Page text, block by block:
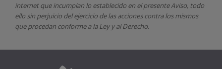
internet que incumplan lo establecido en el presente Aviso, todo
ello sin perjuicio del ejercicio de las acciones contra los mismos
que procedan conforme a la Ley y al Derecho.